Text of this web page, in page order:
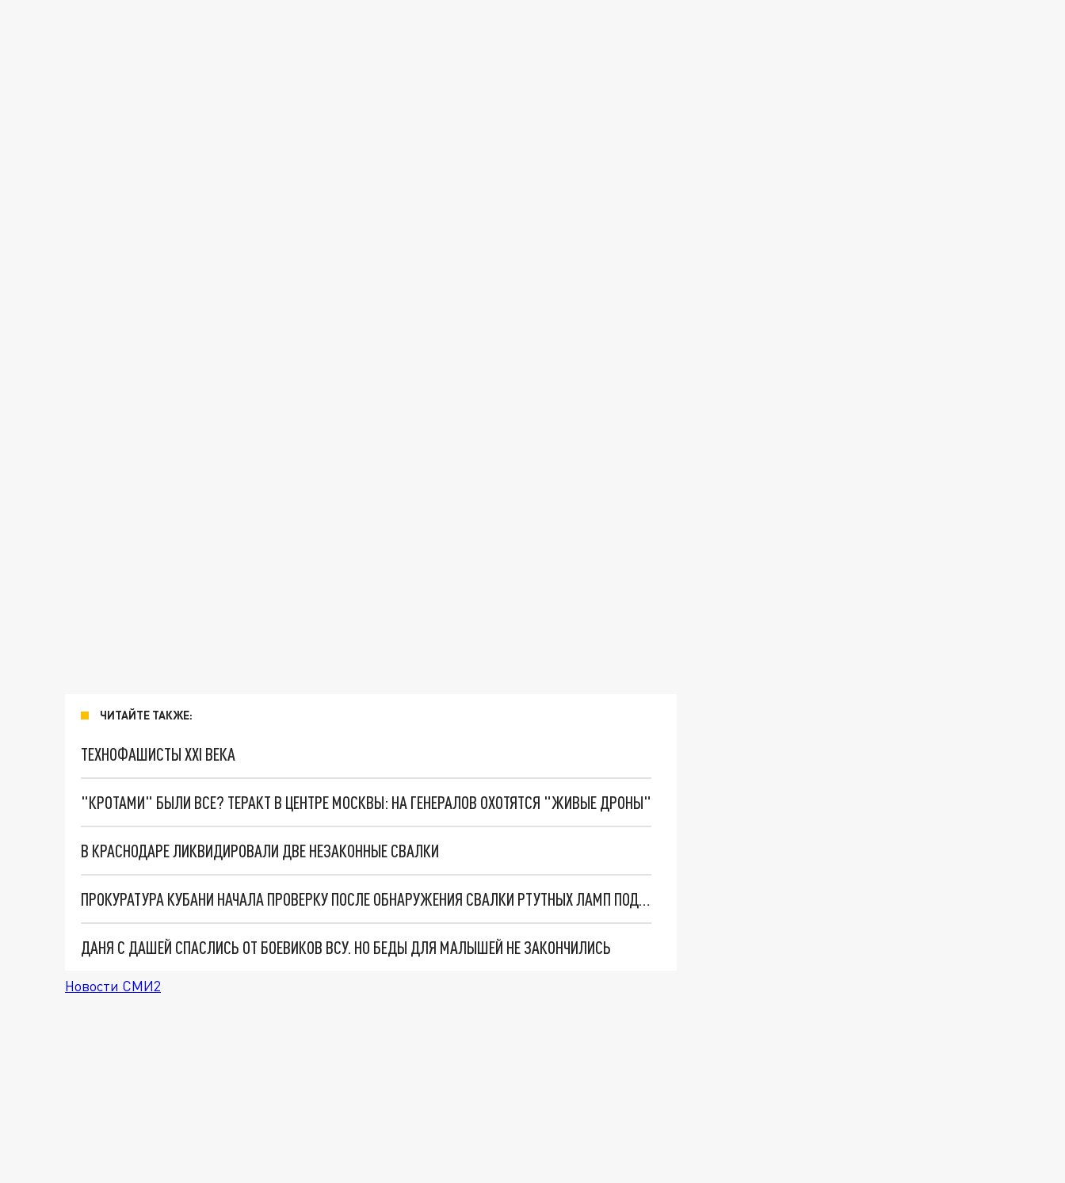
ЧИТАЙТЕ ТАКЖЕ:
ТЕХНОФАШИСТЫ XXI ВЕКА
"КРОТАМИ" БЫЛИ ВСЕ? ТЕРАКТ В ЦЕНТРЕ МОСКВЫ: НА ГЕНЕРАЛОВ ОХОТЯТСЯ "ЖИВЫЕ ДРОНЫ"
В КРАСНОДАРЕ ЛИКВИДИРОВАЛИ ДВЕ НЕЗАКОННЫЕ СВАЛКИ
ПРОКУРАТУРА КУБАНИ НАЧАЛА ПРОВЕРКУ ПОСЛЕ ОБНАРУЖЕНИЯ СВАЛКИ РТУТНЫХ ЛАМП ПОД КРАСНОДАРОМ
ДАНЯ С ДАШЕЙ СПАСЛИСЬ ОТ БОЕВИКОВ ВСУ. НО БЕДЫ ДЛЯ МАЛЫШЕЙ НЕ ЗАКОНЧИЛИСЬ
Новости СМИ2